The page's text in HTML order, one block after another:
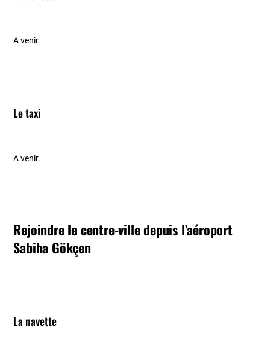
A venir.
Le taxi
A venir.
Rejoindre le centre-ville depuis l’aéroport
Sabiha Gökçen
La navette